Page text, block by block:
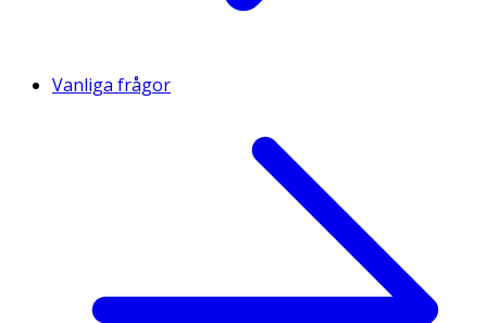
Vanliga frågor